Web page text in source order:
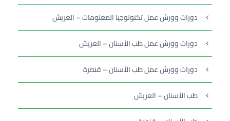
دورات وورش عمل تكنولوجيا المعلومات – العريش
دورات وورش عمل طب الأسنان – العريش
دورات وورش عمل طب الأسنان – قنطرة
طب الأسنان – العريش